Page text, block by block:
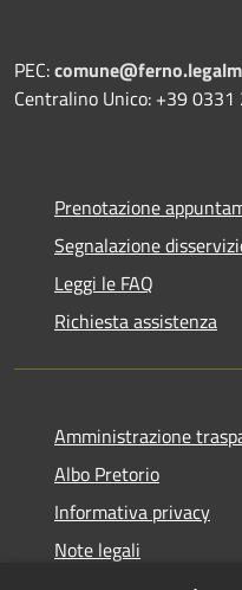
PEC:
Centralino Unico: +39 0331
Prenotazione
Segnalazione
Leggi le FAQ
Richiesta assistenza
Amministrazione
Albo Pretorio
Informativa privacy
Note legali